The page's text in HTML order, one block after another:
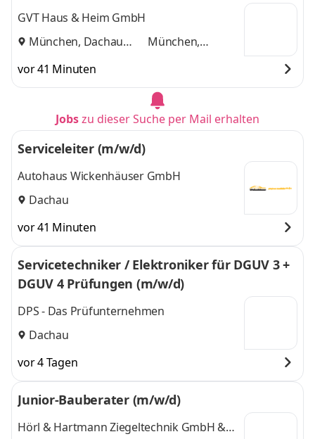
GVT Haus & Heim GmbH
München, Dachau
München,
vor 41 Minuten
Jobszu dieser Suche per Mail erhalten
Serviceleiter (m/w/d)
Autohaus Wickenhäuser GmbH
Dachau
vor 41 Minuten
Servicetechniker / Elektroniker für DGUV 3 +
DGUV 4 Prüfungen (m/w/d)
DPS - Das Prüfunternehmen
Dachau
vor 4 Tagen
Junior-Bauberater (m/w/d)
Hörl & Hartmann Ziegeltechnik GmbH &